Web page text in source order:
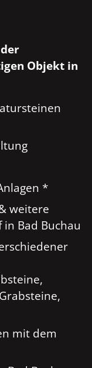
Objekt in
*
weitere
Bad Buchau
mit dem